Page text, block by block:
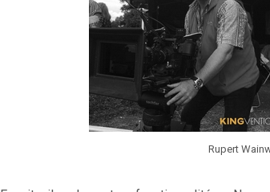
Rupert